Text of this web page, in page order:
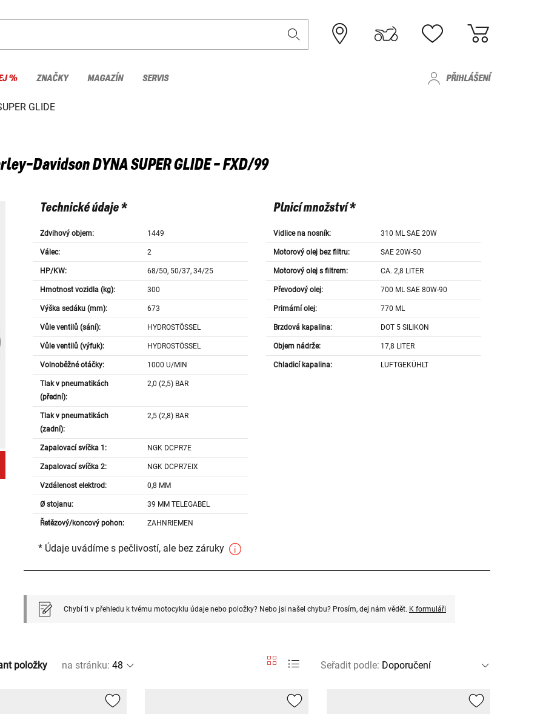
% ZNAČKY MAGAZÍN SERVIS PŘIHLÁŠENÍ
GLIDE
DavidsonDYNA SUPER GLIDE - FXD/99
Technické údaje *
Zdvihový objem: 1449
Válec: 2
HP/KW: 68/50, 50/37, 34/25
Hmotnost vozidla (kg): 300
Výška sedáku (mm): 673
Vůle ventilů (sání): HYDROSTÖSSEL
Vůle ventilů (výfuk): HYDROSTÖSSEL
Volnoběžné otáčky: 1000 U/MIN
Tlak v pneumatikách
(přední):
2,0 (2,5) BAR
Tlak v pneumatikách
(zadní):
2,5 (2,8) BAR
Zapalovací svíčka 1: NGK DCPR7E
Zapalovací svíčka 2: NGK DCPR7EIX
Vzdálenost elektrod: 0,8 MM
Ø stojanu: 39 MM TELEGABEL
Řetězový/koncový pohon: ZAHNRIEMEN
Plnicí množství *
Vidlice na nosník: 310 ML SAE 20W
Motorový olej bez filtru: SAE 20W-50
Motorový olej s filtrem: CA. 2,8 LITER
Převodový olej: 700 ML SAE 80W-90
Primární olej: 770 ML
Brzdová kapalina: DOT 5 SILIKON
Objem nádrže: 17,8 LITER
Chladicí kapalina: LUFTGEKÜHLT
* Údaje uvádíme s pečlivostí, ale bez záruky
Chybí ti v přehledu k tvému motocyklu údaje nebo položky? Nebo jsi našel chybu? Prosím, dej nám vědět. K formuláři
položky na stránku: Seřadit podle: